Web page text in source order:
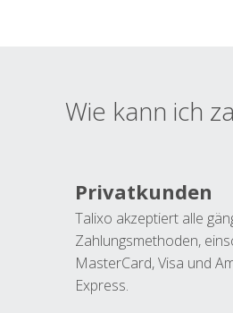
Wie kann ich
Privatkunden
Talixo akzeptiert alle
Zahlungsmethoden,
MasterCard, Visa und
Express.